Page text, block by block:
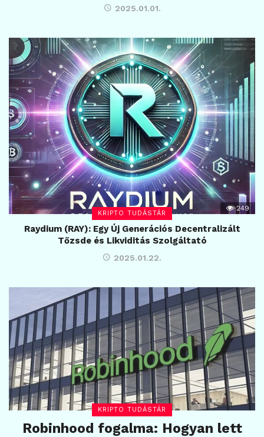
2025.01.01.
KRIPTO TUDÁSTÁR
249
Raydium (RAY): Egy Új Generációs Decentralizált
Tőzsde és Likviditás Szolgáltató
2025.01.22.
KRIPTO TUDÁSTÁR
Robinhood fogalma: Hogyan lett